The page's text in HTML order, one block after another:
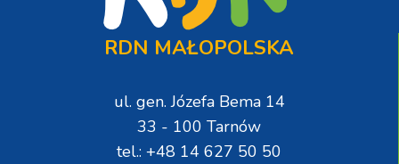
RDN MAŁOPOLSKA
ul. gen. Józefa Bema 14
33 - 100 Tarnów
tel.: +48 14 627 50 50